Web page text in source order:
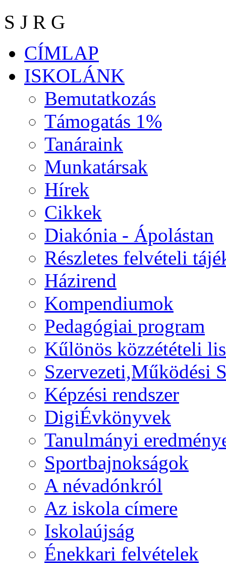
S J R G
CÍMLAP
ISKOLÁNK
Bemutatkozás
Támogatás 1%
Tanáraink
Munkatársak
Hírek
Cikkek
Diakónia - Ápolástan
Részletes felvételi
Házirend
Kompendiumok
Pedagógiai program
Kűlönös közzétételi
Szervezeti,Működési
Képzési rendszer
DigiÉvkönyvek
Tanulmányi
Sportbajnokságok
A névadónkról
Az iskola címere
Iskolaújság
Énekkari felvételek